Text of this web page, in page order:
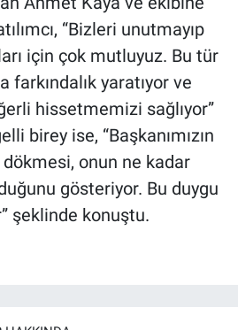
“Bizleri unutmayıp
için çok mutluyuz. Bu tür
yaratıyor ve
hissetmemizi sağlıyor”
birey ise, “Başkanımızın
onun ne kadar
gösteriyor. Bu duygu
şeklinde konuştu.